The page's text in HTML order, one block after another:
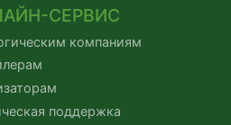
СЕРВИС
компаниям
поддержка